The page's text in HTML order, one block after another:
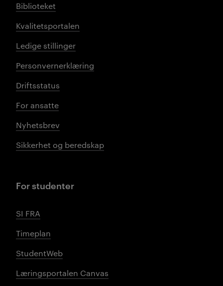
Biblioteket
Kvalitetsportalen
Ledige stillinger
Personvernerklæring
Driftsstatus
For ansatte
Nyhetsbrev
Sikkerhet og beredskap
For studenter
SI FRA
Timeplan
StudentWeb
Læringsportalen Canvas